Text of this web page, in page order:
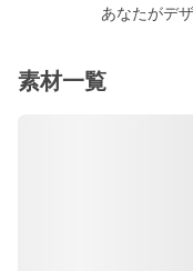
あなたがデ
素材一覧